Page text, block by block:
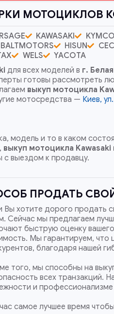
МОТОЦИКЛОВ
KAWASAKI KYMCO
BALTMOTORS
HISUN
WELS
YACOTA
для всех моделей в г.
готовы
выкуп мотоцикла
мотосредства — Киев,
модель и то в каком
выкуп мотоцикла Kawasaki
с выездом к продавцу.
ПРОДАТЬ
Вы хотите дорого продать
Сейчас мы предлагаем
быструю оценку
Мы гарантируем, что
благодаря нашей
того, мы способны на
всех транзакций.
и
самое лучшее время